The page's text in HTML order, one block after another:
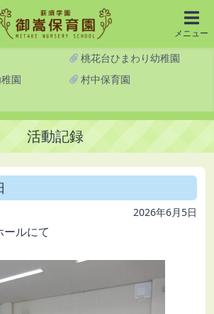
メニュー
桃花台ひまわり幼稚園
園
村中保育園
活動記録
2026年6月5日
ルにて